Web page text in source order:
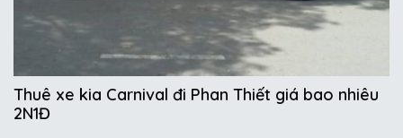
Thuê xe kia Carnival đi Phan Thiết giá bao nhiêu
2N1Đ